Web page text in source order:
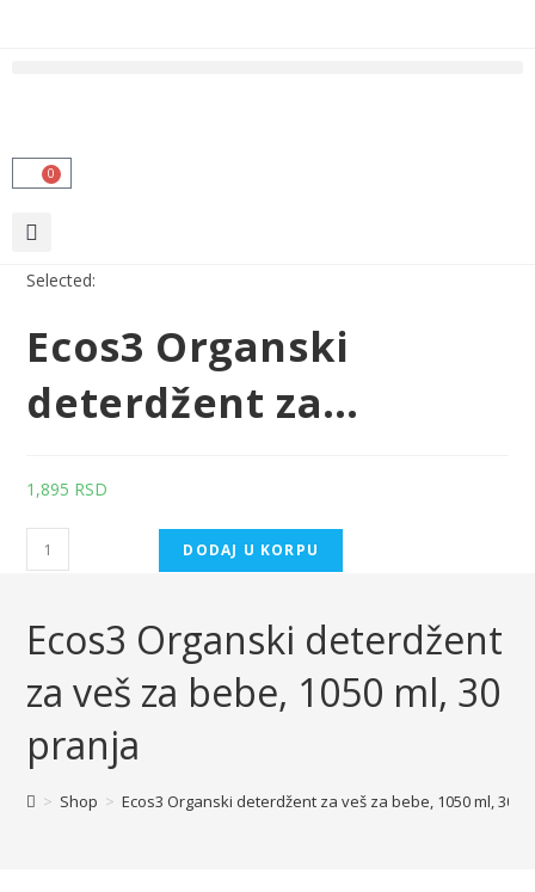
0
Selected:
Ecos3 Organski
deterdžent za…
1,895 RSD
DODAJ U KORPU
Ecos3 Organski deterdžent
za veš za bebe, 1050 ml, 30
pranja
> Shop > Ecos3 Organski deterdžent za veš za bebe, 1050 ml, 30